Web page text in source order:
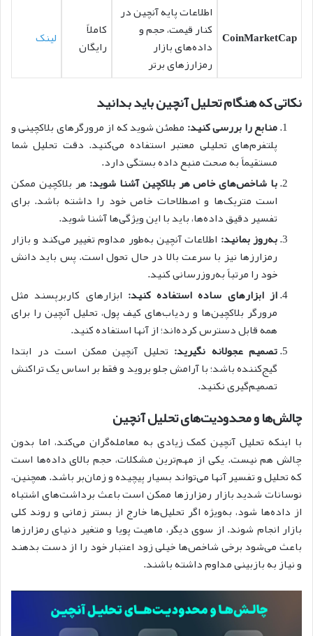
CoinMarketCap
اطلاعات پایه آنچین در
کنار قیمت، حجم و
داده‌های بازار
رمزارزهای برتر
کاملاً
رایگان
لینک
نکاتی که هنگام تحلیل آنچین باید بدانید
منابع را بررسی کنید: مطمئن شوید که از مرورگرهای بلاکچینی و
پلتفرم‌های تحلیلی معتبر استفاده می‌کنید. دقت تحلیل شما
مستقیماً به صحت منبع داده بستگی دارد.
با شاخص‌های خاص هر بلاکچین آشنا شوید: هر بلاکچین ممکن
است متریک‌ها و اصطلاحات خاص خود را داشته باشد. برای
تفسیر دقیق داده‌ها، باید با این ویژگی‌ها آشنا شوید.
به‌روز بمانید: اطلاعات آنچین به‌طور مداوم تغییر می‌کند و بازار
رمزارزها نیز با سرعت بالا در حال تحول است. پس باید دانش
خود را مرتباً به‌روزرسانی کنید.
از ابزارهای ساده استفاده کنید: ابزارهای کاربرپسند مثل
مرورگر بلاکچین‌ها و ردیاب‌های کیف پول، تحلیل آنچین را برای
همه قابل دسترس کرده‌اند؛ از آنها استفاده کنید.
تصمیم عجولانه نگیرید: تحلیل آنچین ممکن است در ابتدا
گیج‌کننده باشد؛ با آرامش جلو بروید و فقط بر اساس یک تراکنش
تصمیم‌گیری نکنید.
چالش‌ها و محدودیت‌های تحلیل آنچین
با اینکه تحلیل آنچین کمک زیادی به معامله‌گران می‌کند، اما بدون
چالش هم نیست. یکی از مهم‌ترین مشکلات، حجم بالای داده‌ها است
که تحلیل و تفسیر آنها می‌تواند بسیار پیچیده و زمان‌بر باشد. همچنین،
نوسانات شدید بازار رمزارزها ممکن است باعث برداشت‌های اشتباه
از داده‌ها شود، به‌ویژه اگر تحلیل‌ها خارج از بستر زمانی و روند کلی
بازار انجام شوند. از سوی دیگر، ماهیت پویا و متغیر دنیای رمزارزها
باعث می‌شود برخی شاخص‌ها خیلی زود اعتبار خود را از دست بدهند
و نیاز به بازبینی مداوم داشته باشند.